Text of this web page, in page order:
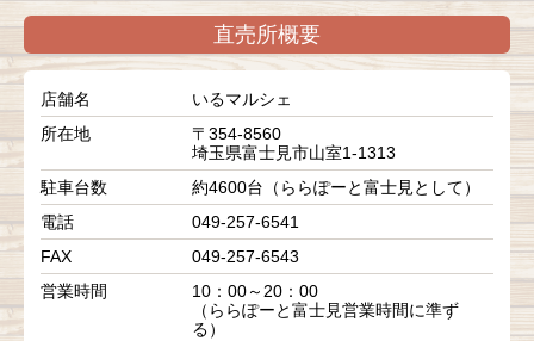
直売所概要
店舗名
いるマルシェ
所在地
〒354-8560
埼玉県富士見市山室1-1313
駐車台数
約4600台（ららぽーと富士見として）
電話
049-257-6541
FAX
049-257-6543
営業時間
10：00～20：00
（ららぽーと富士見営業時間に準ず
る）